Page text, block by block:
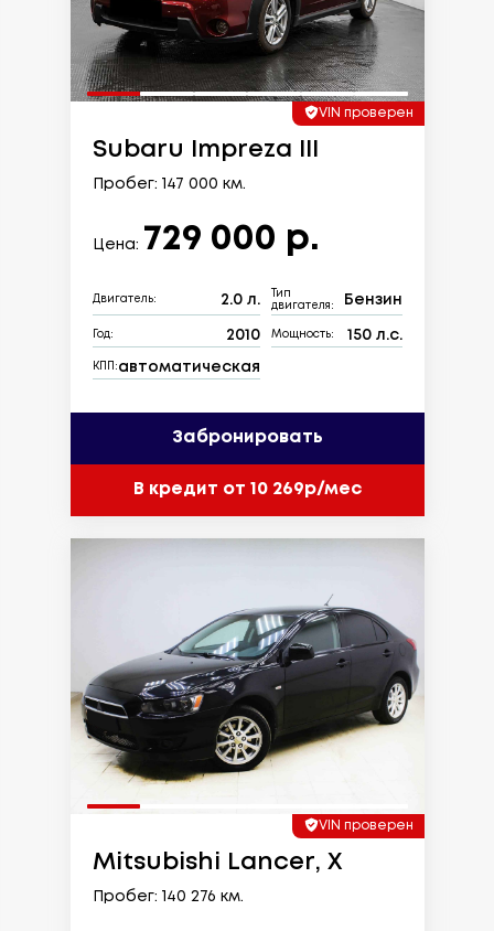
VIN проверен
Subaru Impreza III
Пробег: 147 000 км.
Цена: 729 000 р.
Двигатель: 2.0 л.
Тип
двигателя:
Бензин
Год: 2010 Мощность: 150 л.с.
КПП: автоматическая
Забронировать
В кредит от 10 269р/мес
VIN проверен
Mitsubishi Lancer, X
Пробег: 140 276 км.